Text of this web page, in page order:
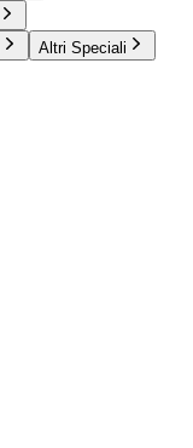
Altri Speciali